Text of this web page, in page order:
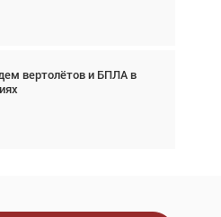
вертолётов и БПЛА в
актив. Подходите к
образом